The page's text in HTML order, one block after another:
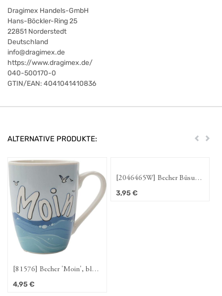
Dragimex Handels-GmbH
Hans-Böckler-Ring 25
22851 Norderstedt
Deutschland
info@dragimex.de
https://www.dragimex.de/
040-500170-0
GTIN/EAN: 4041041410836
ALTERNATIVE PRODUKTE: Zurück
[81576] Becher 'Moin', blau,
8 Ø x 10,5 cmH
4,95€
[2046465W] Becher Büsum
"Welle" 350 ml,
3,95€